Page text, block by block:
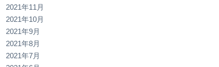
2021年11月
2021年10月
2021年9月
2021年8月
2021年7月